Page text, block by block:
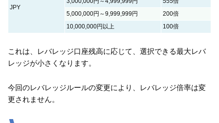
JPY
5,000,000円～9,999,999円
200倍
10,000,000円以上
100倍
これは、レバレッジ口座残高に応じて、選択できる最大レバ
レッジが小さくなります。
今回のレバレッジルールの変更により、レバレッジ倍率は変
更されません。